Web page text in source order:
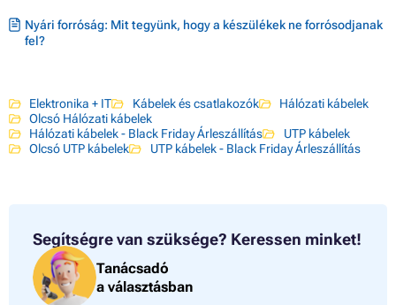
Nyári forróság: Mit tegyünk, hogy a készülékek ne forrósodjanak
fel?
Elektronika + IT Kábelek és csatlakozók
Hálózati kábelek
Olcsó Hálózati kábelek
Hálózati kábelek - Black Friday Árleszállítás
UTP kábelek
Olcsó UTP kábelek
UTP kábelek - Black Friday Árleszállítás
Segítségre van szüksége? Keressen minket!
Tanácsadó
a választásban